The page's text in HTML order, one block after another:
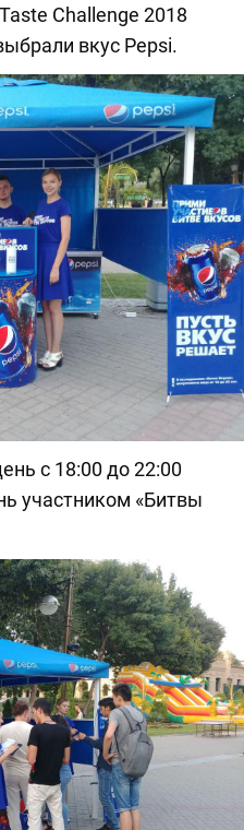
Challenge 2018
вкус Pepsi.
с 18:00 до 22:00
участником «Битвы